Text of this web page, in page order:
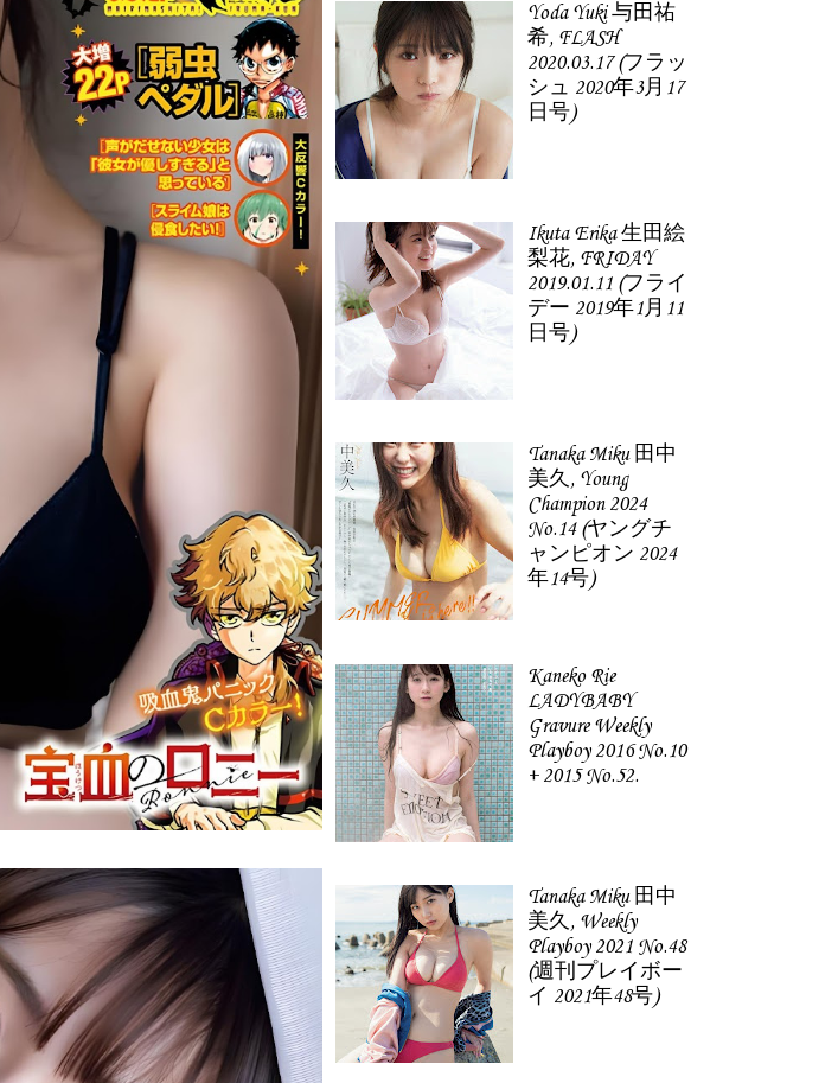
Yoda Yuki 与田祐
希, FLASH
2020.03.17 (フラッ
シュ 2020年3月17
日号)
Ikuta Erika 生田絵
梨花, FRIDAY
2019.01.11 (フライ
デー 2019年1月11
日号)
Tanaka Miku 田中
美久, Young
Champion 2024
No.14 (ヤングチ
ャンピオン 2024
年14号)
Kaneko Rie
LADYBABY
Gravure Weekly
Playboy 2016 No.10
+ 2015 No.52.
Tanaka Miku 田中
美久, Weekly
Playboy 2021 No.48
(週刊プレイボー
イ 2021年48号)